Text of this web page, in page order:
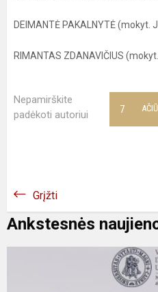
DEIMANTĖ PAKALNYTĖ (mokyt.
RIMANTAS ZDANAVIČIUS
Nepamirškite
padėkoti autoriui
AČIŪ
7
Grįžti
Ankstesnės